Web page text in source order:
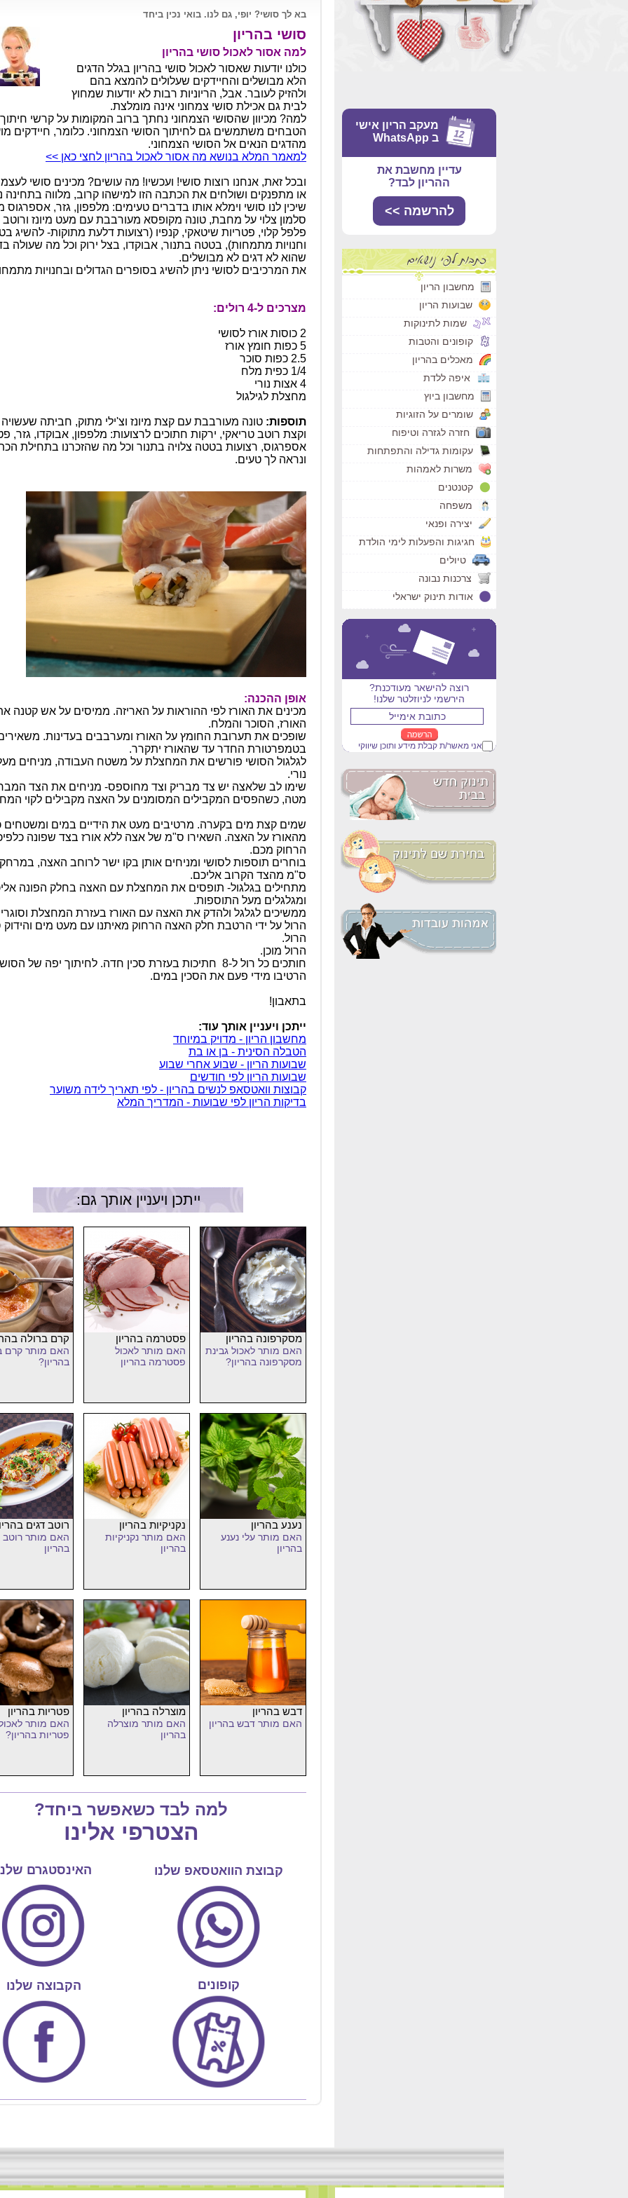
מעקב הריון אישי
ב WhatsApp
עדיין מחשבת את
ההריון לבד?
להרשמה >>
מחשבון הריון
שבועות הריון
שמות לתינוקות
קופונים והטבות
מאכלים בהריון
איפה ללדת
מחשבון ביוץ
שומרים על הזוגיות
חזרה לגזרה וטיפוח
עקומות גדילה והתפתחות
משרות לאמהות
קטנטנים
משפחה
יצירה ופנאי
חגיגות והפעלות לימי הולדת
טיולים
צרכנות נבונה
אודות תינוק ישראלי
רוצה להישאר מעודכנת?
הירשמי לניוזלטר שלנו!
אני מאשר/ת קבלת מידע ותוכן שיווקי
בא לך סושי? יופי, גם לנו. בואי נכין ביחד
סושי בהריון
למה אסור לאכול סושי בהריון
כולנו יודעות שאסור לאכול סושי בהריון בגלל הדגים
הלא מבושלים והחיידקים שעלולים להמצא בהם
ולהזיק לעובר. אבל, הריוניות רבות לא יודעות שמחוץ
לבית גם אכילת סושי צמחוני אינה מומלצת.
למה? מכיוון שהסושי הצמחוני נחתך ברוב המקומות על קרשי
הטבחים משתמשים גם לחיתוך הסושי הצמחוני. כלומר, חיידקים
מהדגים הנאים אל הסושי הצמחוני.
למאמר המלא בנושא מה אסור לאכול בהריון לחצי כאן >>
ובכל זאת, אנחנו רוצות סושי! ועכשיו! מה עושים? מכינים סושי
או מתפנקים ושולחים את הכתבה הזו למישהו קרוב, מלווה בתחינה
שיכין לנו סושי וימלא אותו בדברים טעימים: מלפפון, גזר, אספרגוס
סלמון צלוי על מחבת, טונה מקופסא מעורבבת עם מעט מיונז ורוטב
פלפל קלוי, פטריות שיטאקי, קנפיו (רצועות דלעת מתוקות- להשיג
וחנויות מתמחות), בטטה בתנור, אבוקדו, בצל ירוק וכל מה שעולה
שהוא לא דגים לא מבושלים.
את המרכיבים לסושי ניתן להשיג בסופרים הגדולים ובחנויות
מצרכים ל-4 רולים:
2 כוסות אורז לסושי
5 כפות חומץ אורז
2.5 כפות סוכר
1/4 כפית מלח
4 אצות נורי
מחצלת לגילגול
תוספות: טונה מעורבבת עם קצת מיונז וצ'ילי מתוק, חביתה
וקצת רוטב טריאקי, ירקות חתוכים לרצועות: מלפפון, אבוקדו, גזר,
אספרגוס, רצועות בטטה צלויה בתנור וכל מה שהזכרנו בתחילת
ונראה לך טעים.
אופן ההכנה:
מכינים את האורז לפי ההוראות על האריזה. ממיסים על אש קטנה
האורז, הסוכר והמלח.
שופכים את תערובת החומץ על האורז ומערבבים בעדינות.
בטמפרטורת החדר עד שהאורז יתקרר.
לגלגול הסושי פורשים את המחצלת על משטח העבודה, מניחים
נורי.
שימו לב שלאצה יש צד מבריק וצד מחוספס- מניחים את הצד
מטה, כשהפסים המקבילים המסומנים על האצה מקבילים לקוי
שמים קצת מים בקערה. מרטיבים מעט את הידיים במים ומשטחים
מהאורז על האצה. השאירו ס"מ של אצה ללא אורז בצד שפונה
הרחוק מכם.
ס"מ מהצד הקרוב אליכם.
מתחילים בגלגול- תופסים את המחצלת עם האצה בחלק הפונה
ומגלגלים מעל התוספות.
ממשיכים לגלגל ולהדק את האצה עם האורז בעזרת המחצלת
הרול על ידי הרטבת חלק האצה הרחוק מאיתנו עם מעט מים והידוק
הרול.
הרול מוכן.
חותכים כל רול ל-8 חתיכות בעזרת סכין חדה. לחיתוך יפה של
הרטיבו מידי פעם את הסכין במים.
בתאבון!
ייתכן ויעניין אותך עוד:
מחשבון הריון - מדויק במיוחד
הטבלה הסינית - בן או בת
שבועות הריון - שבוע אחרי שבוע
שבועות הריון לפי חודשים
קבוצות וואטסאפ לנשים בהריון - לפי תאריך לידה משוער
בדיקות הריון לפי שבועות - המדריך המלא
ייתכן ויעניין אותך גם:
מסקרפונה בהריון
האם מותר לאכול גבינת
מסקרפונה בהריון?
פסטרמה בהריון
האם מותר לאכול
פסטרמה בהריון
קרם ברולה
האם מותר קרם
בהריון?
נענע בהריון
האם מותר עלי נענע
בהריון
נקניקיות בהריון
האם מותר נקניקיות
בהריון
רוטב דגים
האם מותר רוטב
בהריון
דבש בהריון
האם מותר דבש בהריון
מוצרלה בהריון
האם מותר מוצרלה
בהריון
פטריות בהריון
האם מותר
פטריות בהריון?
למה לבד כשאפשר ביחד?
הצטרפי אלינו
קבוצת הוואטסאפ שלנו האינסטגרם
קופונים הקבוצה שלנו